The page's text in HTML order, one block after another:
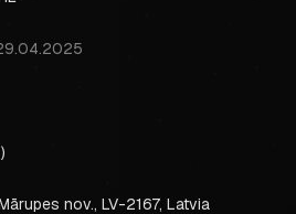
nov., LV-2167, Latvia